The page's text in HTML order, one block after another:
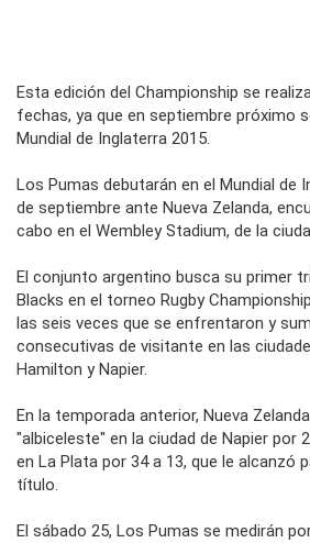
Esta edición del Championship se
fechas, ya que en septiembre próximo
Mundial de Inglaterra 2015.
Los Pumas debutarán en el Mundial de
de septiembre ante Nueva Zelanda,
cabo en el Wembley Stadium, de la
El conjunto argentino busca su primer
Blacks en el torneo Rugby
las seis veces que se enfrentaron y
consecutivas de visitante en las
Hamilton y Napier.
En la temporada anterior, Nueva
"albiceleste" en la ciudad de Napier por
en La Plata por 34 a 13, que le alcanzó
título.
El sábado 25, Los Pumas se medirán